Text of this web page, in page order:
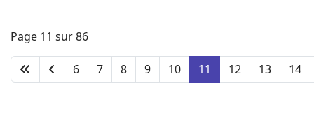
Page 11 sur 86
6 7 8 9 10 11 12 13 14